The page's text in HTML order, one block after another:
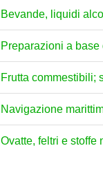
Bevande, liquidi
Preparazioni a
Frutta commestibili;
Navigazione
Ovatte, feltri e stoffe